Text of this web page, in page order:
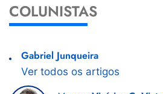
COLUNISTAS
Gabriel Junqueira
Ver todos os artigos